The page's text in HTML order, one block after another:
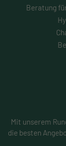
Beratung
Mit unserem
die besten